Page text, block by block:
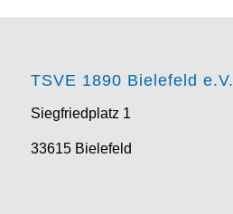
TSVE 1890 Bielefeld e.V.
Siegfriedplatz 1
33615 Bielefeld